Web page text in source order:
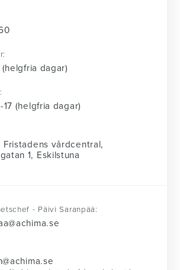
(helgfria dagar)
17 (helgfria dagar)
Fristadens vårdcentral,
1, Eskilstuna
- Päivi Saranpää: